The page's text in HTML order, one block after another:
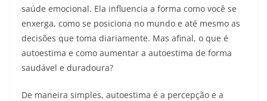
saúde emocional. Ela influencia a forma como você se
enxerga, como se posiciona no mundo e até mesmo as
decisões que toma diariamente. Mas afinal, o que é
autoestima e como aumentar a autoestima de forma
saudável e duradoura?
De maneira simples, autoestima é a percepção e a